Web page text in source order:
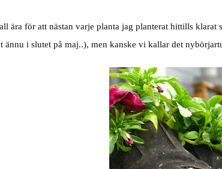
ära för att nästan varje planta jag planterat hittills klarat
ännu i slutet på maj..), men kanske vi kallar det